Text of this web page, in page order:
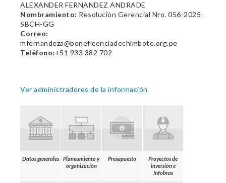
ALEXANDER FERNANDEZ ANDRADE
Nombramiento: Resolución Gerencial Nro. 056-2025-
SBCH-GG
Correo:
mfernandeza@beneficenciadechimbote.org.pe
Teléfono:+51 933 382 702
Ver administradores de la información
Datos generales
Planeamiento y
organización
Presupuesto
Proyectos de
inversión e
Infobras